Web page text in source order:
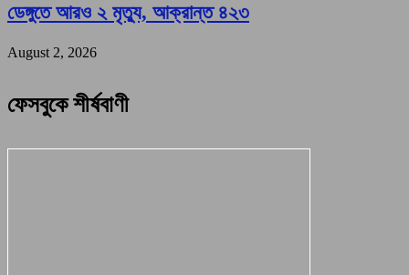
ডেঙ্গুতে আরও ২ মৃত্যু, আক্রান্ত ৪২৩
August 2, 2026
ফেসবুকে শীর্ষবাণী